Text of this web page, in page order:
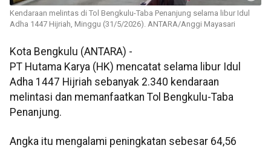
Kendaraan melintas di Tol Bengkulu-Taba Penanjung selama libur Idul
Adha 1447 Hijriah, Minggu (31/5/2026). ANTARA/Anggi Mayasari
Kota Bengkulu (ANTARA) -
PT Hutama Karya (HK) mencatat selama libur Idul
Adha 1447 Hijriah sebanyak 2.340 kendaraan
melintasi dan memanfaatkan Tol Bengkulu-Taba
Penanjung.
Angka itu mengalami peningkatan sebesar 64,56